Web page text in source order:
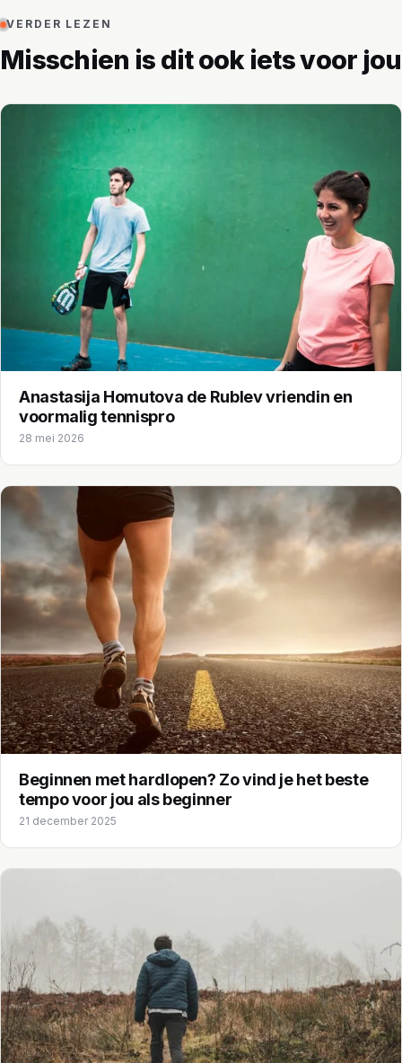
VERDER LEZEN
Misschien is dit ook iets voor jou
Anastasija Homutova de Rublev vriendin en
voormalig tennispro
28 mei 2026
Beginnen met hardlopen? Zo vind je het beste
tempo voor jou als beginner
21 december 2025